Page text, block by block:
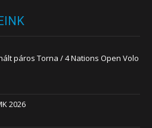
páros Torna / 4 Nations Open Volo
2026